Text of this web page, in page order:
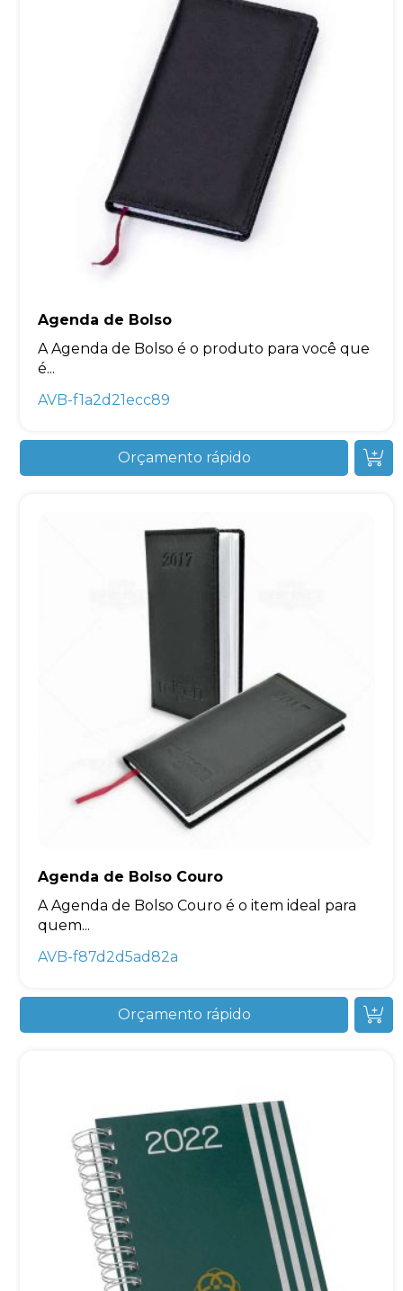
Agenda de Bolso
A Agenda de Bolso é o produto para você que
é...
AVB-f1a2d21ecc89
Orçamento rápido
Agenda de Bolso Couro
A Agenda de Bolso Couro é o item ideal para
quem...
AVB-f87d2d5ad82a
Orçamento rápido